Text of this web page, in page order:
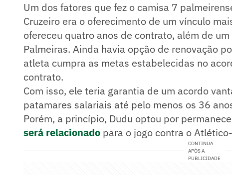
Um dos fatores que fez o camisa 7
Cruzeiro era o oferecimento de um vínculo
ofereceu quatro anos de contrato, além de
Palmeiras. Ainda havia opção de renovação
atleta cumpra as metas estabelecidas no
contrato.
Com isso, ele teria garantia de um acordo
patamares salariais até pelo menos os 36
Porém, a princípio, Dudu optou por
será relacionado para o jogo contra o
CONTINUA
APÓS A
PUBLICIDADE